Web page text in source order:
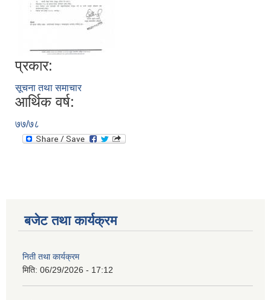
प्रकार:
सूचना तथा समाचार
आर्थिक वर्ष:
७७/७८
बजेट तथा कार्यक्रम
निती तथा कार्यक्रम
मिति: 06/29/2026 - 17:12